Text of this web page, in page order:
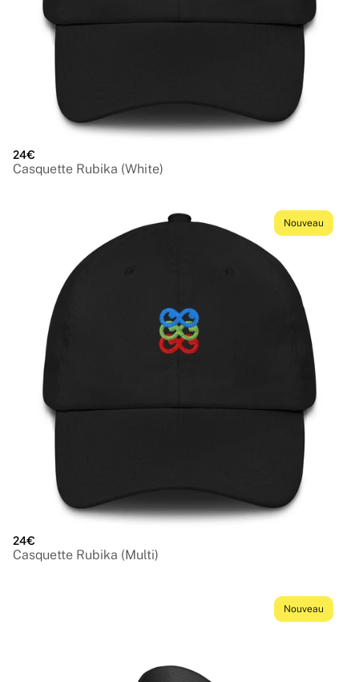
24€
Casquette Rubika (White)
Nouveau
24€
Casquette Rubika (Multi)
Nouveau